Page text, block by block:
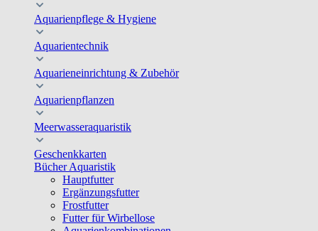
Aquarienpflege & Hygiene
Aquarientechnik
Aquarieneinrichtung & Zubehör
Aquarienpflanzen
Meerwasseraquaristik
Geschenkkarten
Bücher Aquaristik
Hauptfutter
Ergänzungsfutter
Frostfutter
Futter für Wirbellose